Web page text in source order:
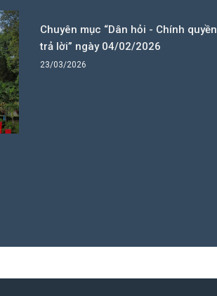
Chuyên mục “Dân hỏi - Chính quyền
trả lời” ngày 04/02/2026
23/03/2026